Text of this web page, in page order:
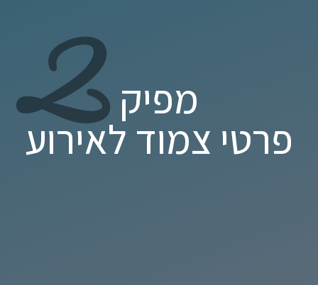
2 מפיק
פרטי צמוד לאירוע